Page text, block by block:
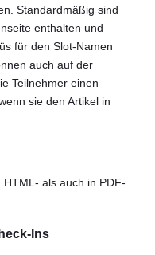
Standardmäßig sind
enthalten und
für den Slot-Namen
auch auf der
Teilnehmer einen
sie den Artikel in
als auch in PDF-
Ins